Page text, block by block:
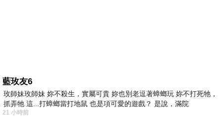
藍玫友6
玫師妹玫師妹 妳不殺生，實屬可貴 妳也別老逗著蟑螂玩 妳不打死牠，
抓弄牠 這...打蟑螂當打地鼠 也是項可愛的遊戲？ 是說，滿院
21 小時前